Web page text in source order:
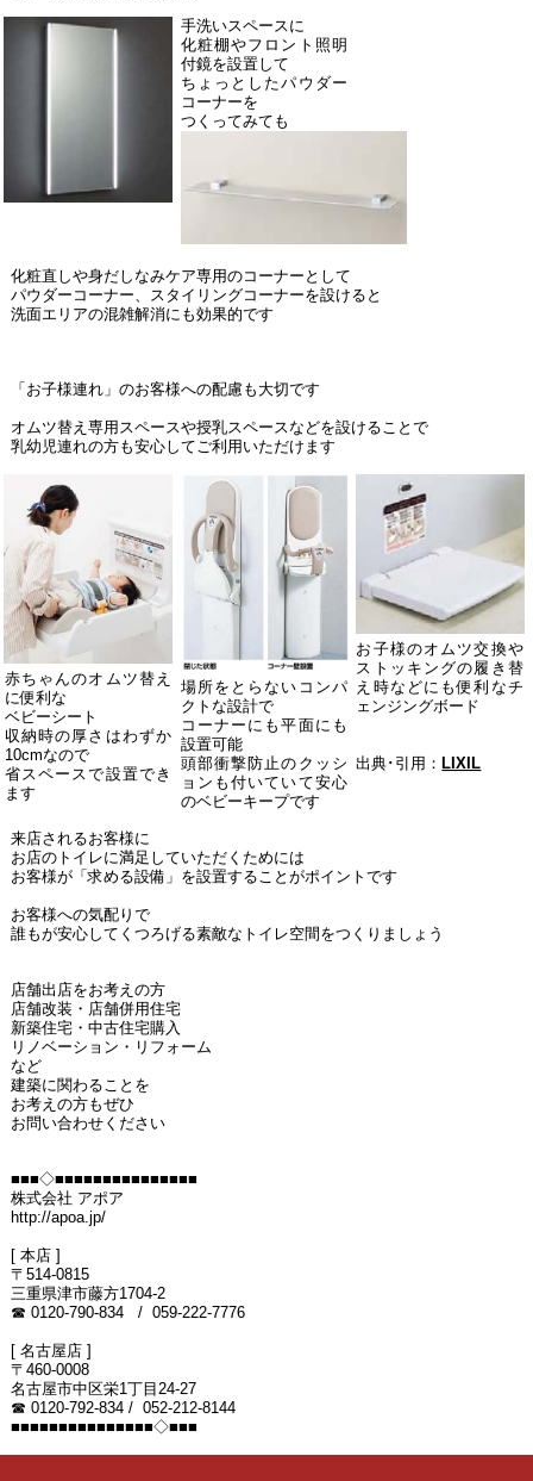
手洗いスペースに
化粧棚やフロント照明
付鏡を設置して
ちょっとしたパウダー
コーナーを
つくってみても
化粧直しや身だしなみケア専用のコーナーとして
パウダーコーナー、スタイリングコーナーを設けると
洗面エリアの混雑解消にも効果的です
「お子様連れ」のお客様への配慮も大切です
オムツ替え専用スペースや授乳スペースなどを設けることで
乳幼児連れの方も安心してご利用いただけます
赤ちゃんのオムツ替え
に便利な
ベビーシート
収納時の厚さはわずか
10cmなので
省スペースで設置でき
ます
場所をとらないコンパ
クトな設計で
コーナーにも平面にも
設置可能
頭部衝撃防止のクッシ
ョンも付いていて安心
のベビーキープです
お子様のオムツ交換や
ストッキングの履き替
え時などにも便利なチ
ェンジングボード
出典･引用： LIXIL
来店されるお客様に
お店のトイレに満足していただくためには
お客様が「求める設備」を設置することがポイントです
お客様への気配りで
誰もが安心してくつろげる素敵なトイレ空間をつくりましょう
店舗出店をお考えの方
店舗改装・店舗併用住宅
新築住宅・中古住宅購入
リノベーション・リフォーム
など
建築に関わることを
お考えの方もぜひ
お問い合わせください
■■■◇■■■■■■■■■■■■■■■
株式会社 アポア
http://apoa.jp/
[ 本店 ]
〒514-0815
三重県津市藤方1704-2
☎ 0120-790-834 / 059-222-7776
[ 名古屋店 ]
〒460-0008
名古屋市中区栄1丁目24-27
☎ 0120-792-834 / 052-212-8144
■■■■■■■■■■■■■■■◇■■■